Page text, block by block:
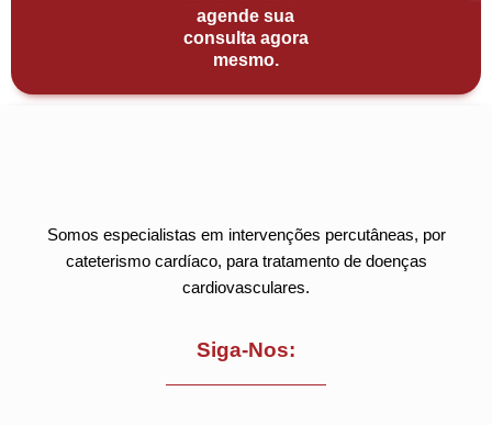
agende sua
consulta agora
mesmo.
Somos especialistas em intervenções percutâneas, por
cateterismo cardíaco, para tratamento de doenças
cardiovasculares.
Siga-Nos: